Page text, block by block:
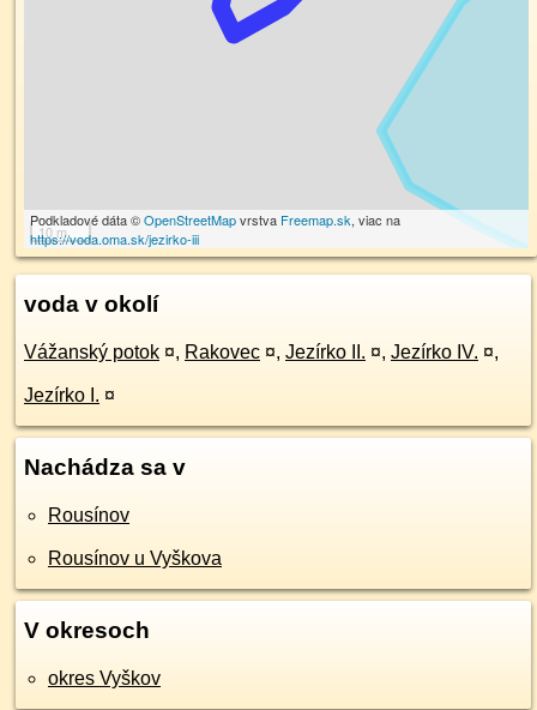
10 m
Podkladové dáta ©OpenStreetMapvrstva Freemap.sk, viac na
https://voda.oma.sk/jezirko-iii
voda v okolí
Vážanský potok ¤, Rakovec ¤, Jezírko II. ¤, Jezírko IV. ¤,
Jezírko I. ¤
Nachádza sa v
Rousínov
Rousínov u Vyškova
V okresoch
okres Vyškov